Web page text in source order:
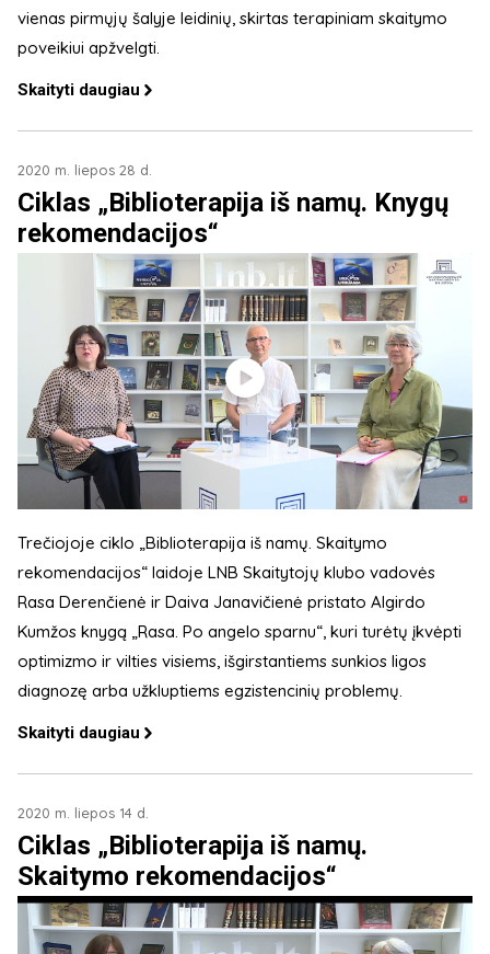
vienas pirmųjų šalyje leidinių, skirtas terapiniam skaitymo
poveikiui apžvelgti.
Skaityti daugiau
2020 m. liepos 28 d.
Ciklas „Biblioterapija iš namų. Knygų
rekomendacijos“
Trečiojoje ciklo „Biblioterapija iš namų. Skaitymo
rekomendacijos“ laidoje LNB Skaitytojų klubo vadovės
Rasa Derenčienė ir Daiva Janavičienė pristato Algirdo
Kumžos knygą „Rasa. Po angelo sparnu“, kuri turėtų įkvėpti
optimizmo ir vilties visiems, išgirstantiems sunkios ligos
diagnozę arba užkluptiems egzistencinių problemų.
Skaityti daugiau
2020 m. liepos 14 d.
Ciklas „Biblioterapija iš namų.
Skaitymo rekomendacijos“